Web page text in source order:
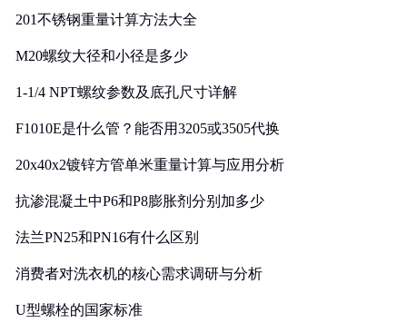
201不锈钢重量计算方法大全
M20螺纹大径和小径是多少
1-1/4 NPT螺纹参数及底孔尺寸详解
F1010E是什么管？能否用3205或3505代换
20x40x2镀锌方管单米重量计算与应用分析
抗渗混凝土中P6和P8膨胀剂分别加多少
法兰PN25和PN16有什么区别
消费者对洗衣机的核心需求调研与分析
U型螺栓的国家标准